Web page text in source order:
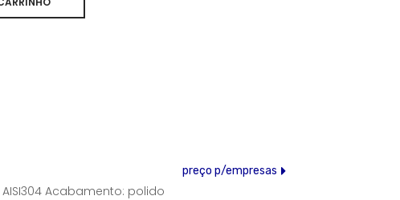
preço p/empresas
AISI304 Acabamento: polido